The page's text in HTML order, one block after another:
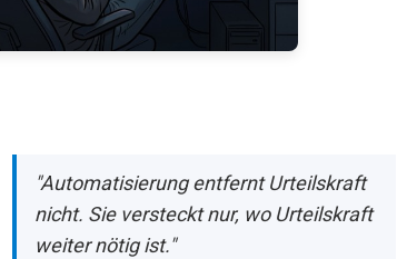
"Automatisierung entfernt Urteilskraft
nicht. Sie versteckt nur, wo Urteilskraft
weiter nötig ist."